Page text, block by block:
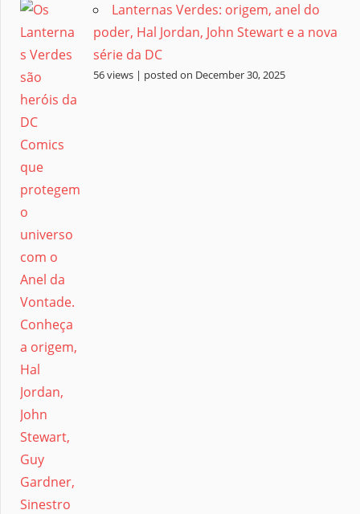
Lanternas Verdes: origem, anel do
poder, Hal Jordan, John Stewart e a nova
série da DC
56 views | posted on December 30, 2025